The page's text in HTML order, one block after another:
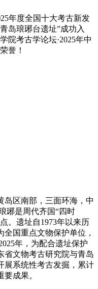
年度全国十大考古新发
岛琅琊台遗址”成功入
院考古学论坛·2025年中
誉！
区南部，三面环海，中
琊是周代齐国“四时
。遗址自1973年以来历
国重点文物保护单位，
年，为配合遗址保护
省文物考古研究院与青岛
展系统性考古发掘，累计
成果。